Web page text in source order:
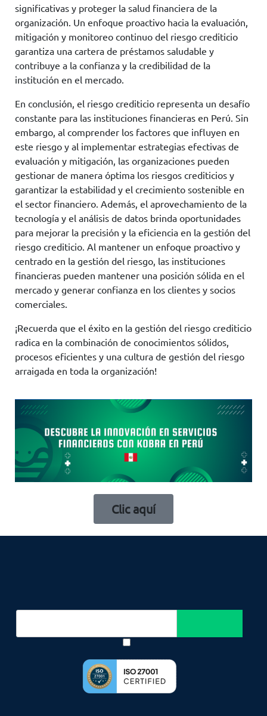
significativas y proteger la salud financiera de la
organización. Un enfoque proactivo hacia la evaluación,
mitigación y monitoreo continuo del riesgo crediticio
garantiza una cartera de préstamos saludable y
contribuye a la confianza y la credibilidad de la
institución en el mercado.
En conclusión, el riesgo crediticio representa un desafío
constante para las instituciones financieras en Perú. Sin
embargo, al comprender los factores que influyen en
este riesgo y al implementar estrategias efectivas de
evaluación y mitigación, las organizaciones pueden
gestionar de manera óptima los riesgos crediticios y
garantizar la estabilidad y el crecimiento sostenible en
el sector financiero. Además, el aprovechamiento de la
tecnología y el análisis de datos brinda oportunidades
para mejorar la precisión y la eficiencia en la gestión del
riesgo crediticio. Al mantener un enfoque proactivo y
centrado en la gestión del riesgo, las instituciones
financieras pueden mantener una posición sólida en el
mercado y generar confianza en los clientes y socios
comerciales.
¡Recuerda que el éxito en la gestión del riesgo crediticio
radica en la combinación de conocimientos sólidos,
procesos eficientes y una cultura de gestión del riesgo
arraigada en toda la organización!
Clic aquí